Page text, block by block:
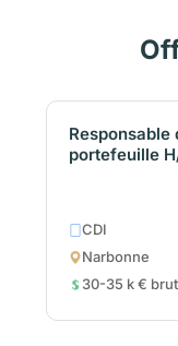
Responsable
portefeuille
CDI
Narbonne
30-35 k €